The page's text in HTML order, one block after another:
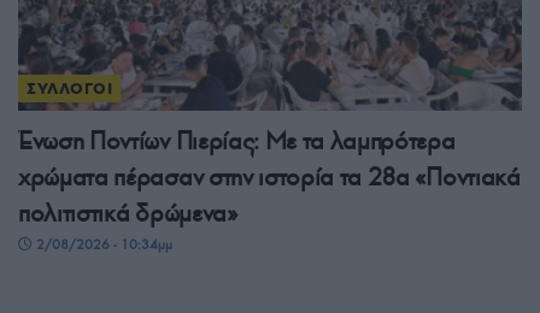
ΣΥΛΛΟΓΟΙ
Ένωση Ποντίων Πιερίας: Με τα λαμπρότερα
χρώματα πέρασαν στην ιστορία τα 28α «Ποντιακά
πολιτιστικά δρώμενα»
2/08/2026 - 10:34μμ